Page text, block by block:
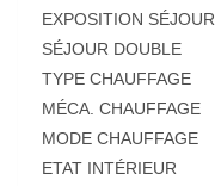
EXPOSITION SÉJOUR
SÉJOUR DOUBLE
TYPE CHAUFFAGE
MÉCA. CHAUFFAGE
MODE CHAUFFAGE
ETAT INTÉRIEUR